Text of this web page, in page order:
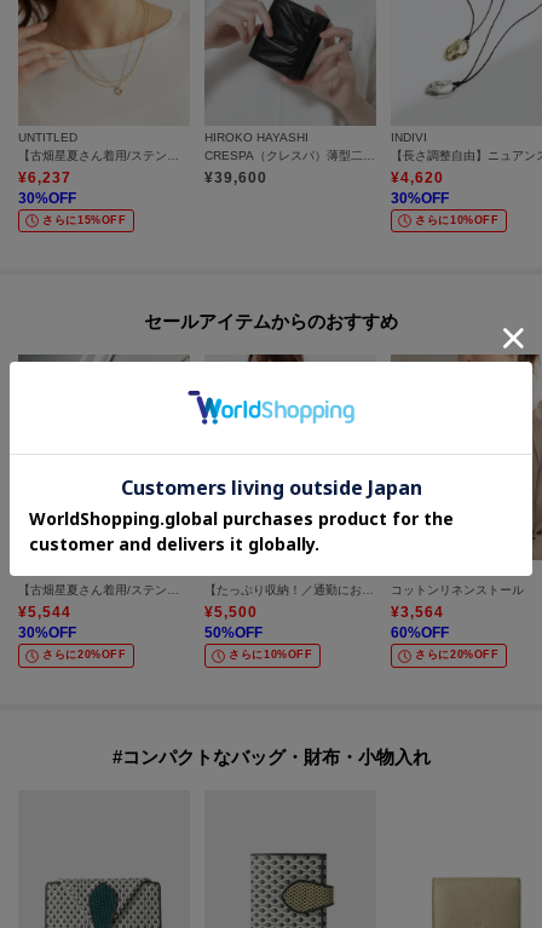
UNTITLED
¥6,237
30%OFF
さらに15%OFF
HIROKO HAYASHI
¥39,600
INDIVI
¥4,620
30%OFF
さらに10%OFF
セールアイテムからのおすすめ
【古畑星夏さん着用/ステンレスチェーン】ニュアンスハートトップ
¥5,544
30%OFF
さらに20%OFF
【たっぷり収納！／通勤におすすめ】’26春夏毎日バッグ
¥5,500
50%OFF
さらに10%OFF
コットンリネンストール
¥3,564
60%OFF
さらに20%OFF
#コンパクトなバッグ・財布・小物入れ